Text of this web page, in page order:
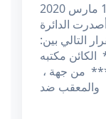
315120+314982 تاريخ القرار: 12 مارس 2020
الدائرة
التالي بين:
مكتبه
من جهة ،
والمعقب ضد